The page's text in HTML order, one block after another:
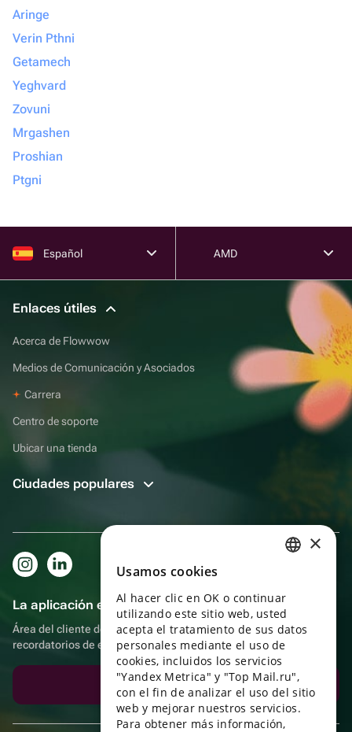
Aringe
Verin Pthni
Getamech
Yeghvard
Zovuni
Mrgashen
Proshian
Ptgni
Español AMD
Enlaces útiles
Acerca de Flowwow
Medios de Comunicación y Asociados
Carrera
Centro de soporte
Ubicar una tienda
Ciudades populares
La aplicación es aún más práctica.
Área del cliente del destinatario, más bonos por compras y
recordatorios de eventos
Descargar la aplicación
ENGLISH
UKRAINIAN
PORTUGUESE
SPANISH
HUNGARIAN
×
Usamos cookies
Al hacer clic en OK o continuar
utilizando este sitio web, usted
acepta el tratamiento de sus datos
personales mediante el uso de
cookies, incluidos los servicios
"Yandex Metrica" y "Top Mail.ru",
con el fin de analizar el uso del sitio
web y mejorar nuestros servicios.
Para obtener más información,